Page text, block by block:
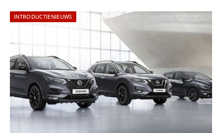
INTRODUCTIENIEUWS